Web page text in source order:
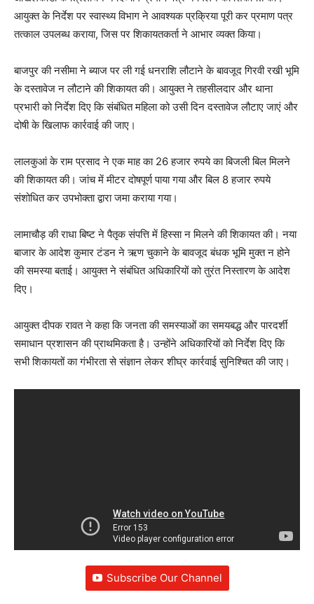
आयुक्त के निर्देश पर स्वास्थ्य विभाग ने आवश्यक प्रक्रिया पूरी कर प्रमाण पत्र
तत्काल उपलब्ध कराया, जिस पर शिकायतकर्ता ने आभार व्यक्त किया।
बाजपुर की नसीमा ने ब्याज पर ली गई धनराशि लौटाने के बावजूद गिरवी रखी भूमि
के दस्तावेज न लौटाने की शिकायत की। आयुक्त ने तहसीलदार और थाना
प्रभारी को निर्देश दिए कि संबंधित महिला को उसी दिन दस्तावेज लौटाए जाएं और
दोषी के खिलाफ कार्रवाई की जाए।
लालकुआं के राम प्रसाद ने एक माह का 26 हजार रुपये का बिजली बिल मिलने
की शिकायत की। जांच में मीटर दोषपूर्ण पाया गया और बिल 8 हजार रुपये
संशोधित कर उपभोक्ता द्वारा जमा कराया गया।
लामाचौड़ की राधा बिष्ट ने पैतृक संपत्ति में हिस्सा न मिलने की शिकायत की। नया
बाजार के आदेश कुमार टंडन ने ऋण चुकाने के बावजूद बंधक भूमि मुक्त न होने
की समस्या बताई। आयुक्त ने संबंधित अधिकारियों को तुरंत निस्तारण के आदेश
दिए।
आयुक्त दीपक रावत ने कहा कि जनता की समस्याओं का समयबद्ध और पारदर्शी
समाधान प्रशासन की प्राथमिकता है। उन्होंने अधिकारियों को निर्देश दिए कि
सभी शिकायतों का गंभीरता से संज्ञान लेकर शीघ्र कार्रवाई सुनिश्चित की जाए।
Subscribe Our Channel